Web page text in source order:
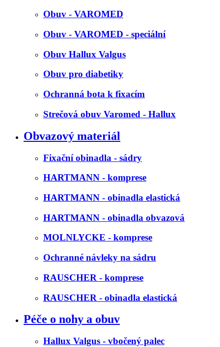
Obuv - VAROMED
Obuv - VAROMED - speciální
Obuv Hallux Valgus
Obuv pro diabetiky
Ochranná bota k fixacím
Strečová obuv Varomed - Hallux
Obvazový materiál
Fixační obinadla - sádry
HARTMANN - komprese
HARTMANN - obinadla elastická
HARTMANN - obinadla obvazová
MOLNLYCKE - komprese
Ochranné návleky na sádru
RAUSCHER - komprese
RAUSCHER - obinadla elastická
Péče o nohy a obuv
Hallux Valgus - vbočený palec